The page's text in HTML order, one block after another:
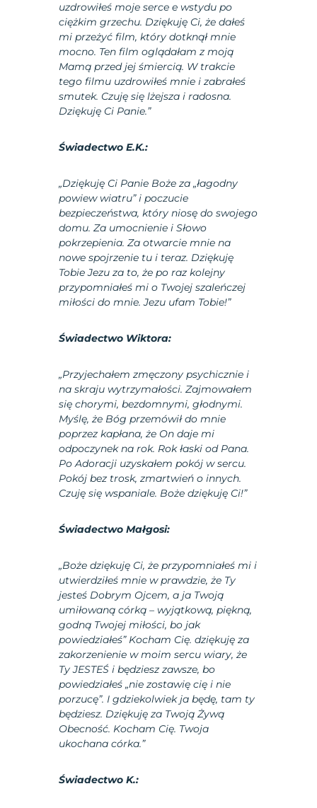
uzdrowiłeś moje serce e wstydu po
ciężkim grzechu. Dziękuję Ci, że dałeś
mi przeżyć film, który dotknął mnie
mocno. Ten film oglądałam z moją
Mamą przed jej śmiercią. W trakcie
tego filmu uzdrowiłeś mnie i zabrałeś
smutek. Czuję się lżejsza i radosna.
Dziękuję Ci Panie.”
Świadectwo E.K.:
„Dziękuję Ci Panie Boże za „łagodny
powiew wiatru” i poczucie
bezpieczeństwa, który niosę do swojego
domu. Za umocnienie i Słowo
pokrzepienia. Za otwarcie mnie na
nowe spojrzenie tu i teraz. Dziękuję
Tobie Jezu za to, że po raz kolejny
przypomniałeś mi o Twojej szaleńczej
miłości do mnie. Jezu ufam Tobie!”
Świadectwo Wiktora:
„Przyjechałem zmęczony psychicznie i
na skraju wytrzymałości. Zajmowałem
się chorymi, bezdomnymi, głodnymi.
Myślę, że Bóg przemówił do mnie
poprzez kapłana, że On daje mi
odpoczynek na rok. Rok łaski od Pana.
Po Adoracji uzyskałem pokój w sercu.
Pokój bez trosk, zmartwień o innych.
Czuję się wspaniale. Boże dziękuję Ci!”
Świadectwo Małgosi:
„Boże dziękuję Ci, że przypomniałeś mi i
utwierdziłeś mnie w prawdzie, że Ty
jesteś Dobrym Ojcem, a ja Twoją
umiłowaną córką – wyjątkową, piękną,
godną Twojej miłości, bo jak
powiedziałeś” Kocham Cię. dziękuję za
zakorzenienie w moim sercu wiary, że
Ty JESTEŚ i będziesz zawsze, bo
powiedziałeś „nie zostawię cię i nie
porzucę”. I gdziekolwiek ja będę, tam ty
będziesz. Dziękuję za Twoją Żywą
Obecność. Kocham Cię. Twoja
ukochana córka.”
Świadectwo K.: